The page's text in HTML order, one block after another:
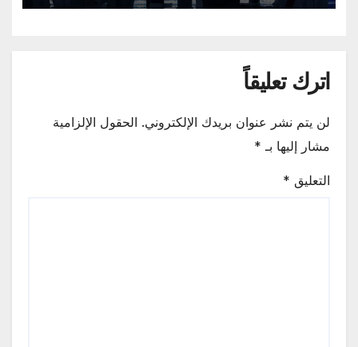
اترك تعليقاً
لن يتم نشر عنوان بريدك الإلكتروني. الحقول الإلزامية
مشار إليها بـ *
التعليق *